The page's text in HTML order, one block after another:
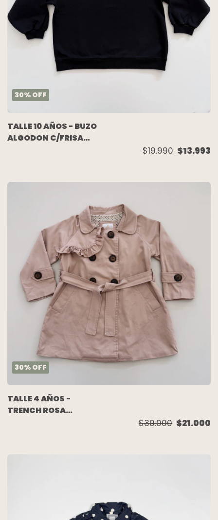
30% OFF
TALLE 10 AÑOS - BUZO
ALGODON C/FRISA
$19.990 $13.993
30% OFF
TALLE 4 AÑOS -
TRENCH ROSA
$30.000 $21.000